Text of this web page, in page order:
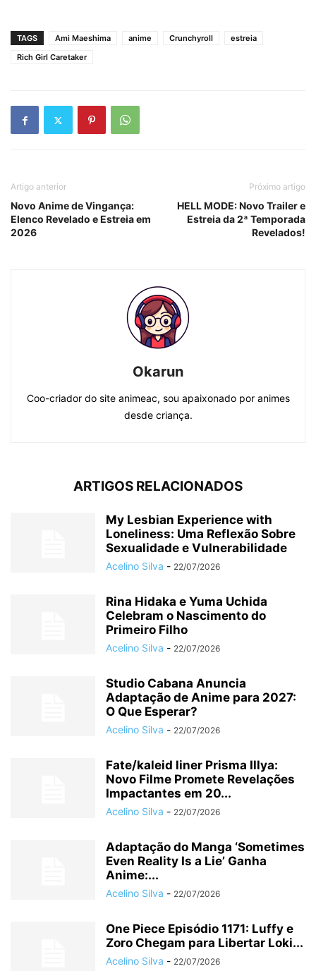
TAGS Ami Maeshima anime Crunchyroll
estreia
Rich Girl Caretaker
Artigo anterior
Novo Anime de Vingança:
Elenco Revelado e Estreia em
2026
Próximo artigo
HELL MODE: Novo Trailer e
Estreia da 2ª Temporada
Revelados!
Okarun
Coo-criador do site animeac, sou apaixonado por animes
desde criança.
ARTIGOS RELACIONADOS
My Lesbian Experience with
Loneliness: Uma Reflexão Sobre
Sexualidade e Vulnerabilidade
Acelino Silva - 22/07/2026
Rina Hidaka e Yuma Uchida
Celebram o Nascimento do
Primeiro Filho
Acelino Silva - 22/07/2026
Studio Cabana Anuncia
Adaptação de Anime para 2027:
O Que Esperar?
Acelino Silva - 22/07/2026
Fate/kaleid liner Prisma Illya:
Novo Filme Promete Revelações
Impactantes em 20...
Acelino Silva - 22/07/2026
Adaptação do Manga ‘Sometimes
Even Reality Is a Lie’ Ganha
Anime:...
Acelino Silva - 22/07/2026
One Piece Episódio 1171: Luffy e
Zoro Chegam para Libertar Loki...
Acelino Silva - 22/07/2026